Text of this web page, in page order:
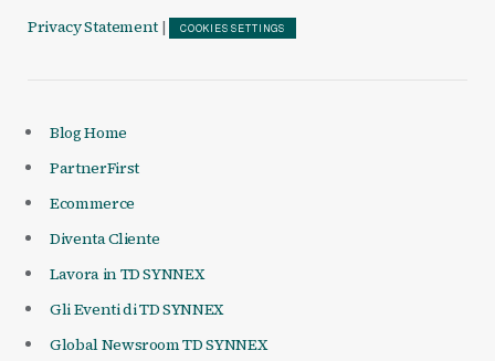
Privacy Statement | COOKIES SETTINGS
Blog Home
PartnerFirst
Ecommerce
Diventa Cliente
Lavora in TD SYNNEX
Gli Eventi di TD SYNNEX
Global Newsroom TD SYNNEX